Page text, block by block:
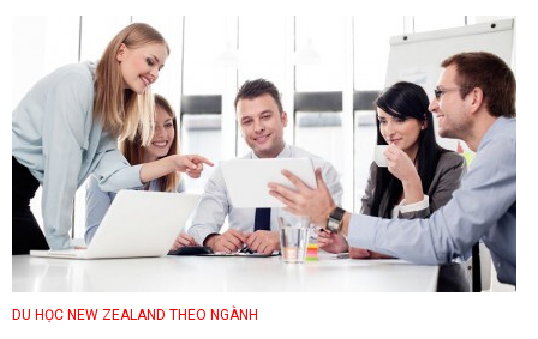
DU HỌC NEW ZEALAND THEO NGÀNH